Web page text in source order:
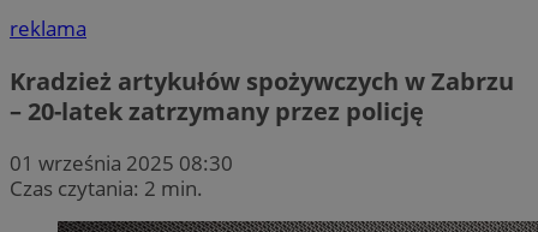
reklama
Kradzież artykułów spożywczych w Zabrzu
– 20-latek zatrzymany przez policję
01 września 2025 08:30
Czas czytania: 2 min.